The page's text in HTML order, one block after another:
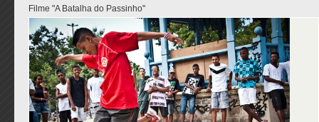
Filme "A Batalha do Passinho"